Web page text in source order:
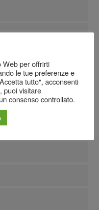
Web per offrirti
le tue preferenze e
tutto", acconsenti
puoi visitare
consenso controllato.